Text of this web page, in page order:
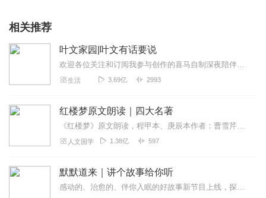
相关推荐
叶文家园|叶文有话要说
欢迎各位关注和订阅我参与创作的喜马自制深夜陪伴谈话栏目《听你说·百态人声》【听你说·百态人声】每晚直播连线真实人间故事|叶文现场互动中|人间冷暖，抱团取暖每周...
生活 3.69亿 2993
红楼梦原文朗读｜四大名著
《红楼梦》原文朗读，程甲本、庚辰本作者：曹雪芹，朗读：白云出岫、蓝色百合《红楼梦》程甲本和庚辰本是该书两大重要版本。程甲本由程伟元和高鹗于乾隆五十六年（1791...
人文国学 1.38亿 597
默默道来｜讲个故事给你听
感动的、治愈的、伴你入眠的好故事新节目上线，探索现实世界的无尽魅力，追求对生活的真实记录《听见人间真相》（点击名称，直达专辑）网易人间故事集持续更新中，邀您关注...